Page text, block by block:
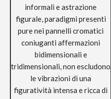
informali e astrazione
figurale, paradigmi presenti
pure nei pannelli cromatici
coniuganti affermazioni
bidimensionali e
tridimensionali, non escludono
le vibrazioni di una
figuratività intensa e ricca di